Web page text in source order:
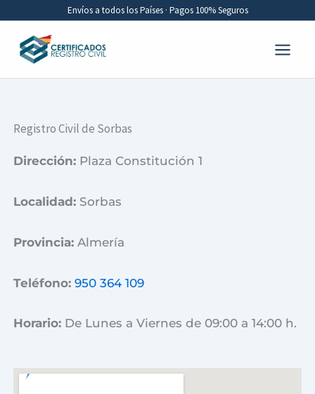
contenido
Envíos a todos los Países · Pagos 100% Seguros
Registro Civil de Sorbas
Dirección: Plaza Constitución 1
Localidad: Sorbas
Provincia:Almería
Teléfono: 950 364 109
Horario: De Lunes a Viernes de 09:00 a 14:00 h.